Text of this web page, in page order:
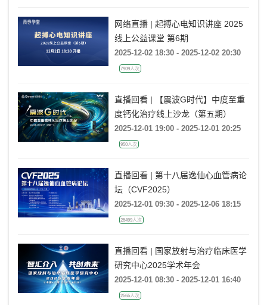
网络直播 | 起搏心电知识讲座 2025
线上公益课堂 第6期
2025-12-02 18:30 - 2025-12-02 20:30
7909人次
直播回看 | 【震波G时代】中度至重
度钙化治疗线上沙龙（第五期）
2025-12-01 19:00 - 2025-12-01 20:25
950人次
直播回看 | 第十八届逸仙心血管病论
坛（CVF2025）
2025-12-01 09:30 - 2025-12-06 18:15
25499人次
直播回看 | 国家放射与治疗临床医学
研究中心2025学术年会
2025-12-01 08:30 - 2025-12-01 16:40
2565人次